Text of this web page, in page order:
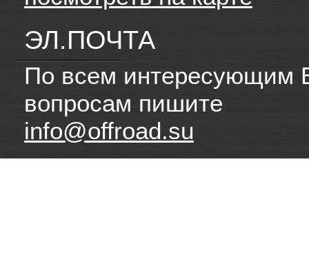
ЭЛ.ПОЧТА
По всем интересующим
вопросам пишите
info@offroad.su